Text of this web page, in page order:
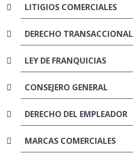
LITIGIOS COMERCIALES
DERECHO TRANSACCIONAL
LEY DE FRANQUICIAS
CONSEJERO GENERAL
DERECHO DEL EMPLEADOR
MARCAS COMERCIALES